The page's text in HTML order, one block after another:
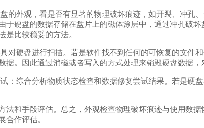
的外观，看是否有显著的物理破坏痕迹，如开裂、冲孔
于硬盘的数据存储在盘片上的磁体涂层中，通过冲孔破
是比较稳妥的方法。
对硬盘进行扫描。若是软件找不到任何的可恢复的文
据。因此通过消磁或者写入的方式处理来销毁硬盘数据，
：综合分析物质状态检查和数据修复尝试结果。若是硬
法和手段评估。总之，外观检查物理破坏痕迹与使用数
合作评估。